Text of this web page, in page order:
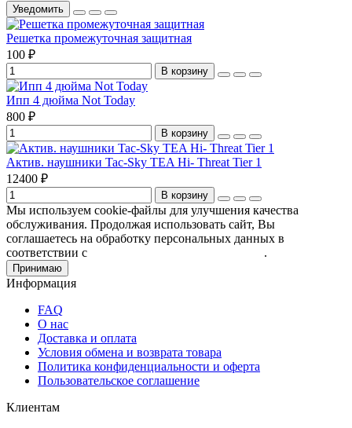
Уведомить
Решетка промежуточная защитная
100 ₽
В корзину
Ипп 4 дюйма Not Today
800 ₽
В корзину
Актив. наушники Tac-Sky TEA Hi- Threat Tier 1
12400 ₽
В корзину
Мы используем cookie-файлы для улучшения качества
обслуживания. Продолжая использовать сайт, Вы
соглашаетесь на обработку персональных данных в
соответствии с
.
Принимаю
Информация
FAQ
О нас
Доставка и оплата
Условия обмена и возврата товара
Политика конфиденциальности и оферта
Пользовательское соглашение
Клиентам